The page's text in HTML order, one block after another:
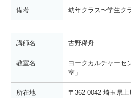
備考 幼年クラス〜学生
講師名 古野稀舟
教室名
ヨークカルチャーセ
室」
所在地
〒362-0042 埼玉県